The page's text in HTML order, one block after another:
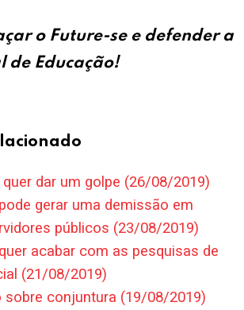
o Future-se e defender a
de Educação!
quer dar um golpe (26/08/2019)
gerar uma demissão em
públicos (23/08/2019)
acabar com as pesquisas de
(21/08/2019)
sobre conjuntura (19/08/2019)